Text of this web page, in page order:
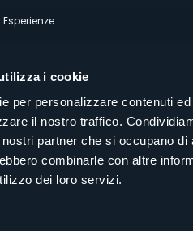
i cookie
per personalizzare contenuti
il nostro traffico.
partner che si occupano
combinarle con altre
dei loro servizi.
Esperienze
VB - Italy